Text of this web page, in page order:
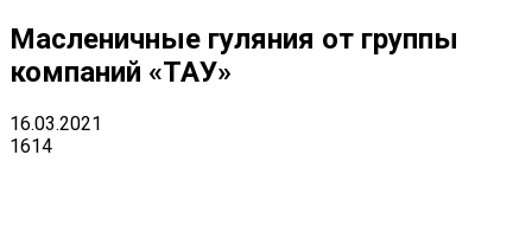
Масленичные гуляния от группы
компаний «ТАУ»
16.03.2021
1614